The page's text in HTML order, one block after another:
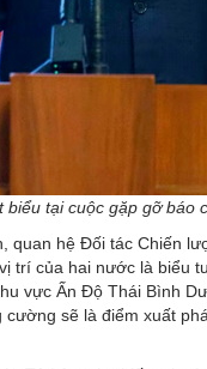
tại cuộc gặp gỡ
quan hệ Đối tác Chiến
trí của hai nước là biểu
vực Ấn Độ Thái Bình
sẽ là điểm xuất